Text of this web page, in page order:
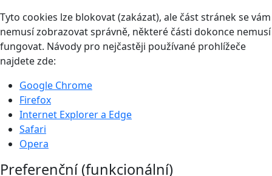
Tyto cookies lze blokovat (zakázat), ale část stránek se vám
nemusí zobrazovat správně, některé části dokonce nemusí
fungovat. Návody pro nejčastěji používané prohlížeče
najdete zde:
Google Chrome
Firefox
Internet Explorer a Edge
Safari
Opera
Preferenční (funkcionální)